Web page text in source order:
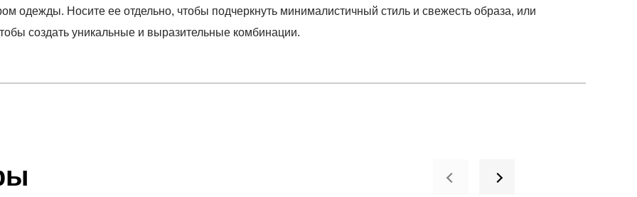
одежды. Носите ее отдельно, чтобы подчеркнуть минималистичный стиль и свежесть образа, или
создать уникальные и выразительные комбинации.
счета менеджером.
который высылает менеджер.